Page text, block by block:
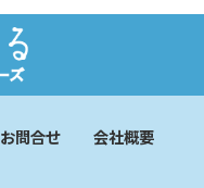
お問合せ
会社概要